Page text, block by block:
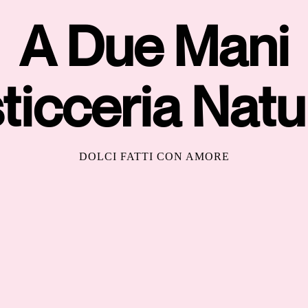
A Due Mani
DOLCI FATTI CON AMORE